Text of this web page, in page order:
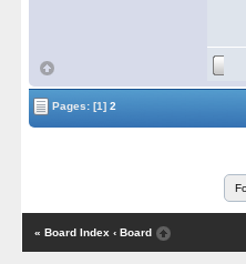
Pages: [1] 2
« Board Index ‹ Board